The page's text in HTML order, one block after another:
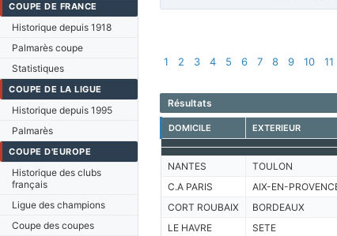
COUPE DE FRANCE
Historique depuis 1918
Palmarès coupe
Statistiques
COUPE DE LA LIGUE
Historique depuis 1995
Palmarès
COUPE D'EUROPE
Historique des clubs
français
Ligue des champions
Coupe des coupes
1
2 3 4 5 6 7 8 9 10 11
Résultats
DOMICILE EXTERIEUR
NANTES TOULON
C.A PARIS
AIX-EN-
CORT ROUBAIX
BORDEAUX
LE HAVRE
SETE